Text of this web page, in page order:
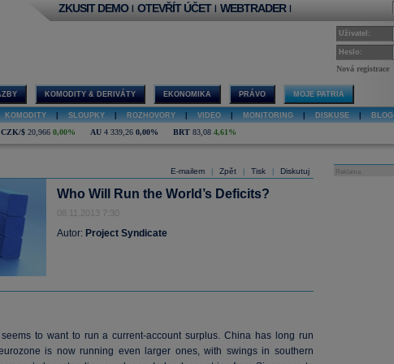
ZKUSIT DEMO | OTEVŘÍT ÚČET | WEBTRADER |
Uživatel:
Heslo:
Nová registrace
KOMODITY & DERIVÁTY EKONOMIKA PRÁVO MOJE PATRIA
KOMODITY SLOUPKY ROZHOVORY VIDEO MONITORING DISKUSE BLOG
CZK/$ 20,966 0,00% AU 4 339,26 0,00% BRT 83,08 4,61%
E-mailem Zpět Tisk Diskutuj
Who Will Run the World’s Deficits?
08.11.2013 7:30
Autor: Project Syndicate
to want to run a current-account surplus. China has long run
is now running even larger ones, with swings in southern
Reklama